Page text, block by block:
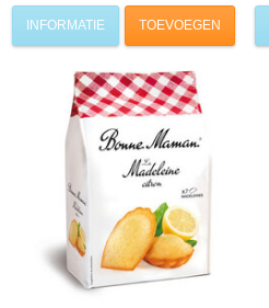
INFORMATIE TOEVOEGEN